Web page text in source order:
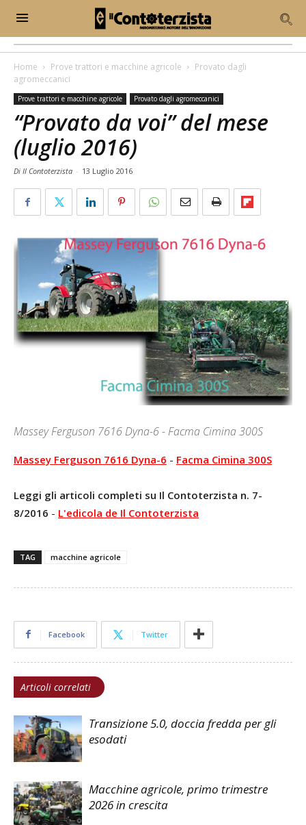
Home Prove trattori e macchine agricole
Provato dagli
agromeccanici
Prove trattori e macchine agricole Provato dagli agromeccanici
“Provato da voi” del mese
(luglio 2016)
Di Il Contoterzista - 13 Luglio 2016
Massey Ferguson 7616 Dyna-6 - Facma Cimina 300S
Massey Ferguson 7616 Dyna-6 - Facma Cimina 300S
Leggi gli articoli completi su Il Contoterzista n. 7-
8/2016 - L'edicola de Il Contoterzista
TAG macchine agricole
Facebook Twitter
Articoli correlati
Transizione 5.0, doccia fredda per gli
esodati
Macchine agricole, primo trimestre
2026 in crescita